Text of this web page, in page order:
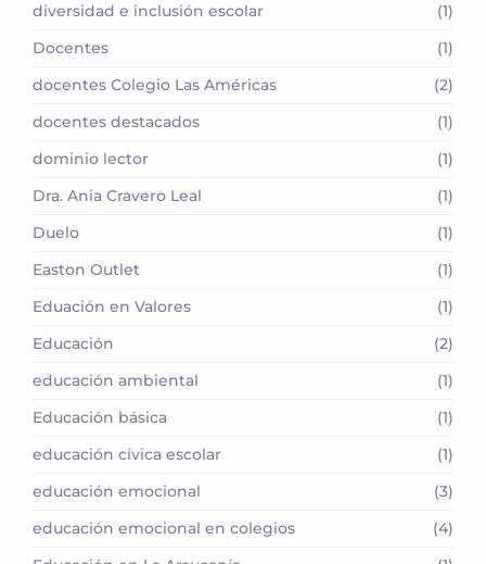
diversidad e inclusión escolar
(1)
Docentes
(1)
docentes Colegio Las Américas
(2)
docentes destacados
(1)
dominio lector
(1)
Dra. Ania Cravero Leal
(1)
Duelo
(1)
Easton Outlet
(1)
Eduación en Valores
(1)
Educación
(2)
educación ambiental
(1)
Educación básica
(1)
educación cívica escolar
(1)
educación emocional
(3)
educación emocional en colegios
(4)